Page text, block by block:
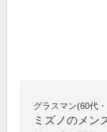
グラスマン(60代
ミズノのメン